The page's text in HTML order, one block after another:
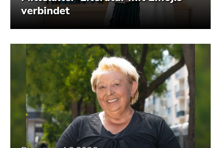
verbindet